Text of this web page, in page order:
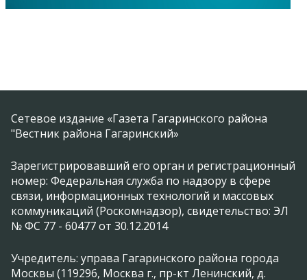
Сетевое издание «Газета Гагаринского района
"Вестник района Гагаринский»
Зарегистрировавший его орган и регистрационный
номер: Федеральная служба по надзору в сфере
связи, информационных технологий и массовых
коммуникаций (Роскомнадзор), свидетельство: ЭЛ
№ ФС 77 - 60477 от 30.12.2014
Учредитель: управа Гагаринского района города
Москвы (119296, Москва г., пр-кт Ленинский, д.